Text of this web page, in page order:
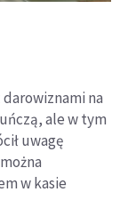
na
ale w tym
uwagę
w kasie